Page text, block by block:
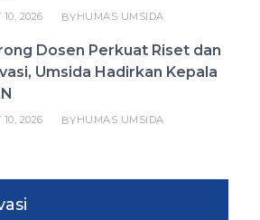
10, 2026 BYHUMAS UMSIDA
Dosen Perkuat Riset dan
Umsida Hadirkan Kepala
10, 2026 BYHUMAS UMSIDA